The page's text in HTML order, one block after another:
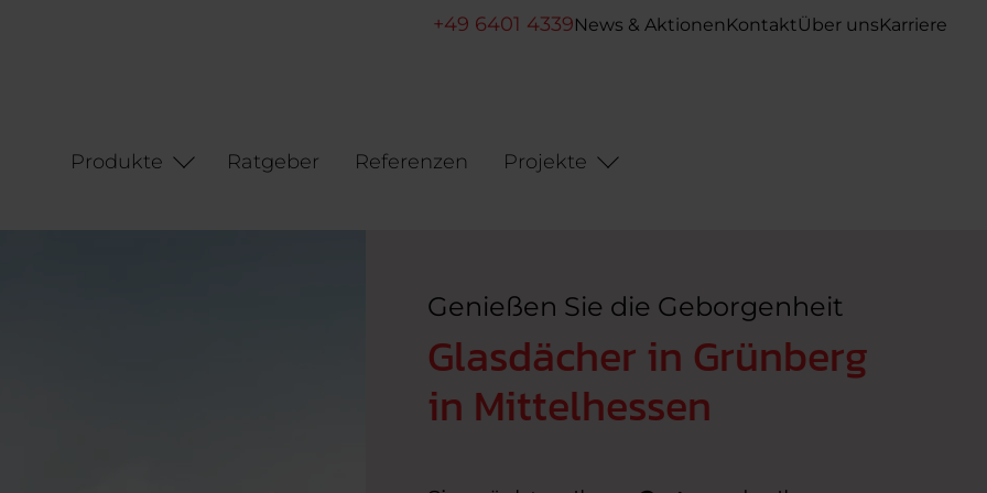
+49 6401 4339News & Aktionen KontaktÜber unsKarriere
Produkte
Ratgeber Referenzen Projekte
Genießen Sie die Geborgenheit
Glasdächer in Grünberg
in Mittelhessen